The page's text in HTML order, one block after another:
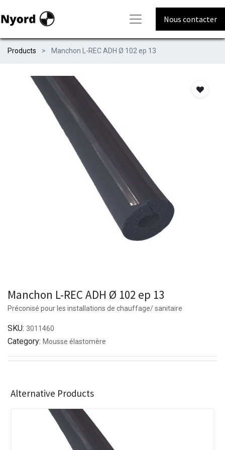
Nous contacter
Products Manchon L-REC ADH Ø 102 ep 13
Manchon L-REC ADH Ø 102 ep 13
Préconisé pour les installations de chauffage/ sanitaire
SKU: 3011460
Category: Mousse élastomère
Alternative Products